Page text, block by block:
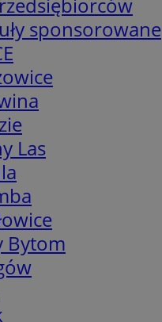
sponsorowane
Las
Bytom